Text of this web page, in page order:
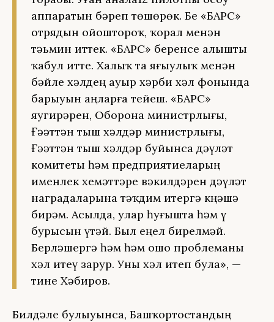
аппаратын бәреп төшөрҙөк. Беҙ «БАРС»
отрядын ойошторҙоҡ, ҡорал менән
тәьмин иттек. «БАРС» беренсе алышты
ҡабул итте. Халыҡ та яғыулыҡ менән
бәйле хәлдең ауыр хәрби хәл фонында
барыуын аңларға тейеш. «БАРС»
яугирҙәрен, Оборона министрлығы,
Ғәҙәттән тыш хәлдәр министрлығы,
Ғәҙәттән тыш хәлдәр буйынса дәүләт
комитеты һәм предприятиеларҙың
именлек хеҙмәттәре вәкилдәрен дәүләт
наградаларына тәҡдим итергә кңәшә
бирәм. Асылда, улар һуғышта һәм үҙ
бурысын үтәй. Был еңел бирелмәй.
Берләшергә һәм һәм ошо проблеманы
хәл итеү зарур. Уны хәл итеп була», —
тине Хәбиров.
Билдәле булыуынса, Башҡортостандың